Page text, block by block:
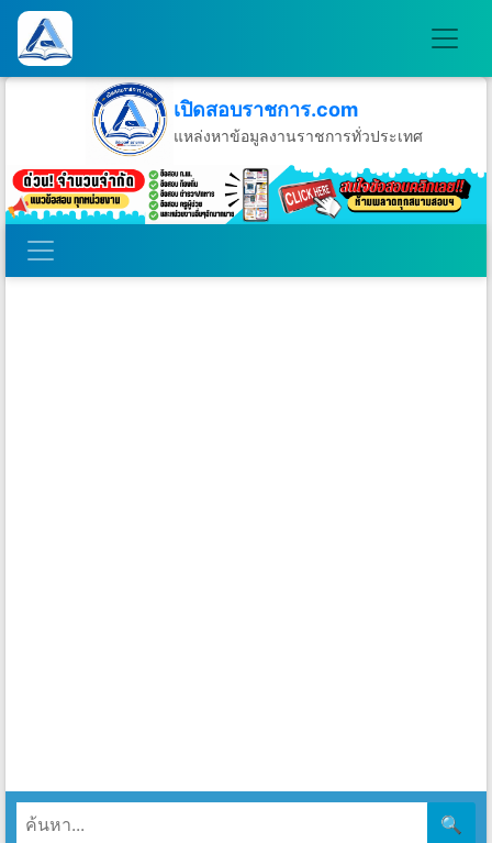
เปิดสอบราชการ.com
แหล่งหาข้อมูลงานราชการทั่วประเทศ
วันศุกร์ที่ 7 เดือนสิงหาคม พ.ศ.2569
🔍